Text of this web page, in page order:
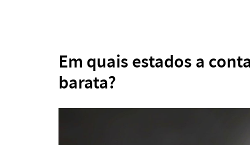
Em quais estados a
barata?